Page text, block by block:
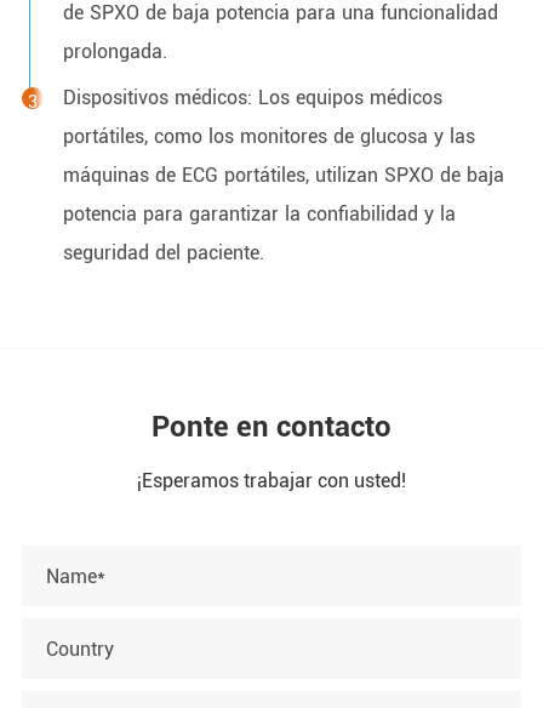
de SPXO de baja potencia para una funcionalidad
prolongada.
Dispositivos médicos: Los equipos médicos
portátiles, como los monitores de glucosa y las
máquinas de ECG portátiles, utilizan SPXO de baja
potencia para garantizar la confiabilidad y la
seguridad del paciente.
Ponte en contacto
¡Esperamos trabajar con usted!